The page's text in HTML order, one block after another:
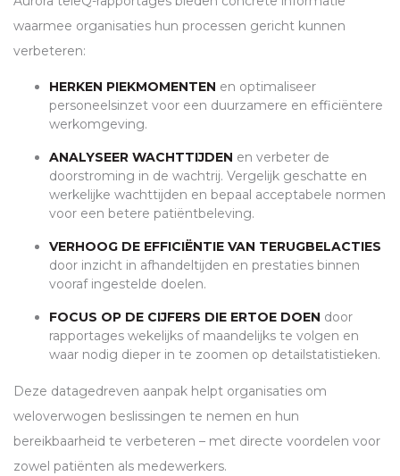
waarmee organisaties hun processen gericht kunnen
verbeteren:
HERKEN PIEKMOMENTEN en optimaliseer
personeelsinzet voor een duurzamere en efficiëntere
werkomgeving.
ANALYSEER WACHTTIJDEN en verbeter de
doorstroming in de wachtrij. Vergelijk geschatte en
werkelijke wachttijden en bepaal acceptabele normen
voor een betere patiëntbeleving.
VERHOOG DE EFFICIËNTIE VAN TERUGBELACTIES
door inzicht in afhandeltijden en prestaties binnen
vooraf ingestelde doelen.
FOCUS OP DE CIJFERS DIE ERTOE DOEN door
rapportages wekelijks of maandelijks te volgen en
waar nodig dieper in te zoomen op detailstatistieken.
Deze datagedreven aanpak helpt organisaties om
weloverwogen beslissingen te nemen en hun
bereikbaarheid te verbeteren – met directe voordelen voor
zowel patiënten als medewerkers.